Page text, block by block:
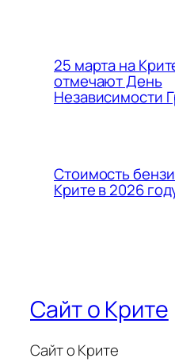
25 марта на
отмечают День
Независимости
Стоимость
Крите в 2026
Сайт о Крите
Сайт о Крите